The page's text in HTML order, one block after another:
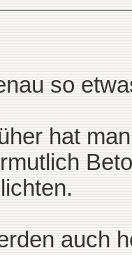
so
hat
auch